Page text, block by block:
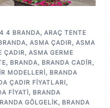
4 4 BRANDA, ARAÇ TENTE
, ASMA ÇADIR, ASMA
ÇADIR, ASMA GERME
, BRANDA, BRANDA CADIR,
MODELLERI, BRANDA
ÇADIR FIYATLARI,
FIYATI, BRANDA
GÖLGELIK, BRANDA